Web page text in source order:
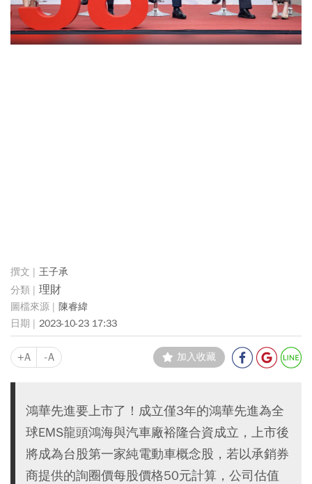
王子承
理財
陳睿緯
2023-10-23 17:33
+A -A 加入收藏
鴻華先進要上市了！成立僅3年的鴻華先進為全
球EMS龍頭鴻海與汽車廠裕隆合資成立，上市後
將成為台股第一家純電動車概念股，若以承銷券
商提供的詢圈價每股價格50元計算，公司估值